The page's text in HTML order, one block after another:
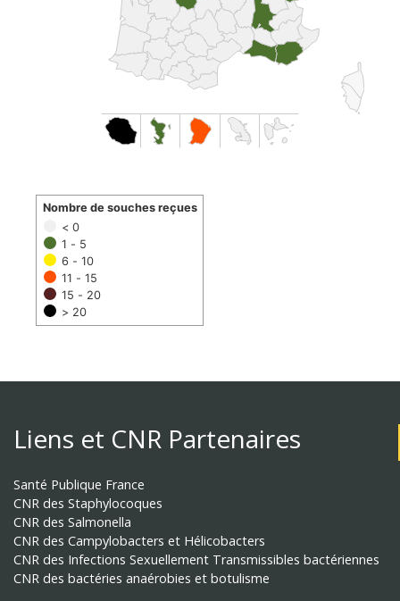
< 0
1 - 5
6 - 10
11 - 15
15 - 20
> 20
Nombre de souches reçues
Liens et CNR Partenaires
Santé Publique France
CNR des Staphylocoques
CNR des Salmonella
CNR des Campylobacters et Hélicobacters
CNR des Infections Sexuellement Transmissibles bactériennes
CNR des bactéries anaérobies et botulisme